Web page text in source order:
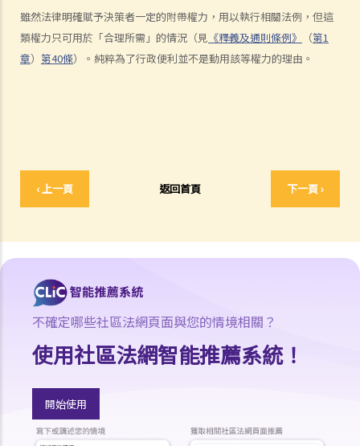
雖然法律明確賦予決策者一定的附帶權力，用以執行相關法例，但這
類權力只可用於「合理所需」的情況（見 《釋義及通則條例》 （第1
章） 第40條）。純粹為了行政便利並不是動用該等權力的理由。
‹ 上一頁 返回首頁 下一頁 ›
4. 理由
C. 不合理
D. 合理期望
4. 事實錯誤
7. 作出查詢的責任
憲法覆核和比例原則
A. 憲制性的質疑
B. 比例原則
C. 適用於憲制性的質疑的比例原則
程序
A. 流程表
B. 許可申請：申請和程序
不確定哪些社區法網頁面與您的情境相關？
使用社區法網智能推薦系統！
開始使用